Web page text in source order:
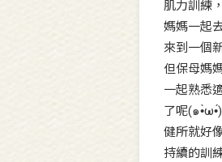
肌力訓練
媽媽一起
來到一個
但保母媽
一起熟悉
了呢(๑
健所就好
持續的訓